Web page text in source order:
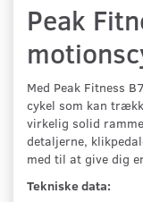
Peak
Med Peak Fitness
cykel som kan
virkelig solid
detaljerne,
med til at give dig
Tekniske data: